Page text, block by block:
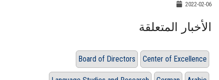
2022-02-06
الأخبار المتعلقة
Board of Directors Center of Excellence